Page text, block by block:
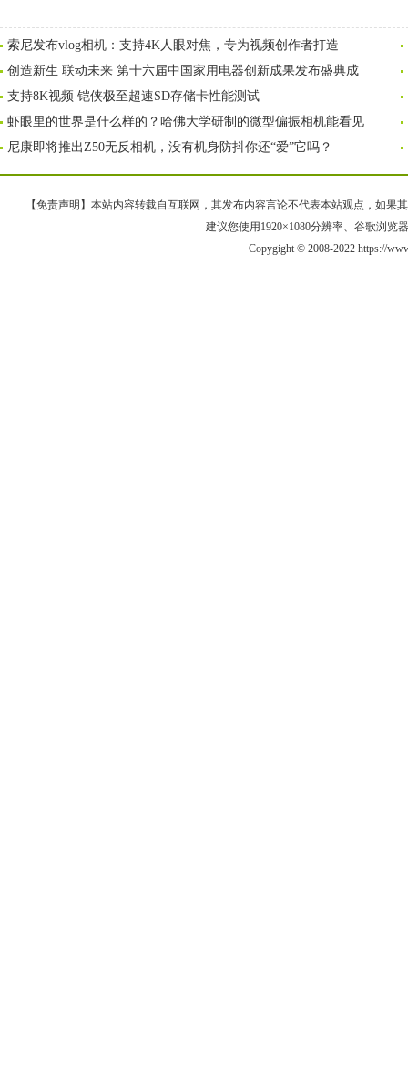
索尼发布vlog相机：支持4K人眼对焦，专为视频创作者打造
创造新生 联动未来 第十六届中国家用电器创新成果发布盛典成
支持8K视频 铠侠极至超速SD存储卡性能测试
虾眼里的世界是什么样的？哈佛大学研制的微型偏振相机能看见
尼康即将推出Z50无反相机，没有机身防抖你还“爱”它吗？
【免责声明】本站内容转载自互联网，其发布内容言论不代表本站观点，如果
建议您使用1920×1080分辨率、谷歌浏览
Copygight © 2008-2022 https://